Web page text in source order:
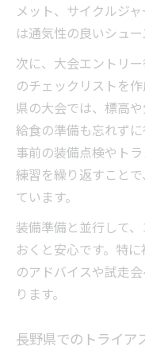
トライアス
ウェットス
諏訪湖トラ
装備準備で
初心者にお
自転車なしでも
トライアス
初心者が悩
大会で認め
諏訪湖トラ
メット、サイクルジ
は通気性の良いシュ
次に、大会エントリ
のチェックリストを
県の大会では、標高
給食の準備も忘れずに
事前の装備点検やト
練習を繰り返すこと
ています。
装備準備と並行して
おくと安心です。特
のアドバイスや試走
ります。
長野県でのトライア